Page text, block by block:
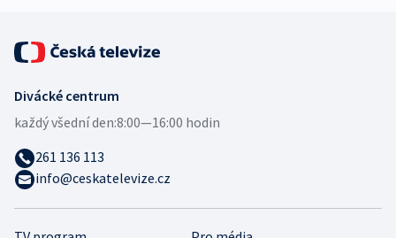
Divácké centrum
každý všední den:8:00—16:00 hodin
261 136 113
info@ceskatelevize.cz